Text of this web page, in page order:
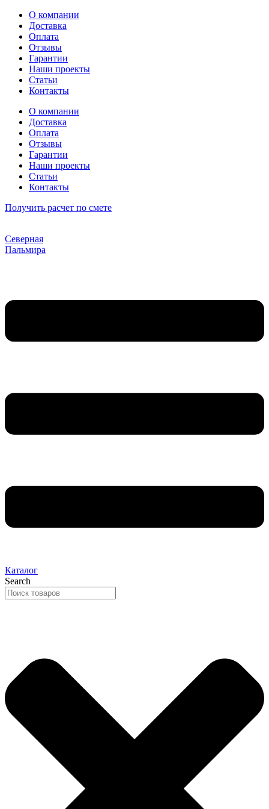
Перейти
содержимому
О компании
Доставка
Оплата
Отзывы
Гарантии
Наши проекты
Статьи
Контакты
О компании
Доставка
Оплата
Отзывы
Гарантии
Наши проекты
Статьи
Контакты
Получить расчет по смете
Северная
Пальмира
Каталог
Search